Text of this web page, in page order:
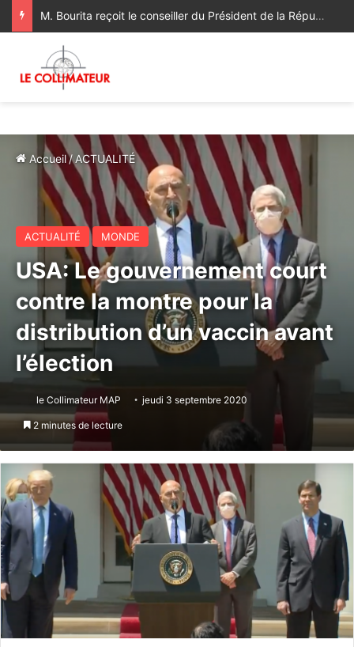
M. Bourita reçoit le conseiller du Président de la République de Roumanie, porteur d’un message adressé à SM le Roi
Accueil/ ACTUALITÉ
ACTUALITÉ MONDE
USA: Le gouvernement court
contre la montre pour la
distribution d’un vaccin avant
l’élection
le Collimateur MAP jeudi 3 septembre 2020
2 minutes de lecture